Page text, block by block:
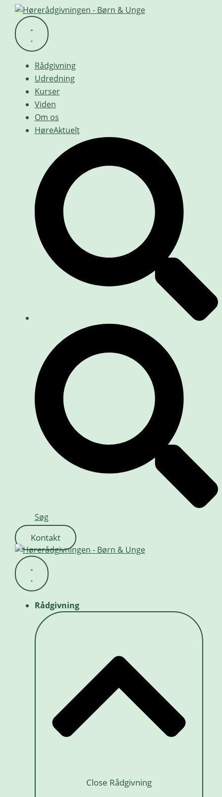
Videre
indhold
Rådgivning
Udredning
Kurser
Viden
Om os
HøreAktuelt
Søg
Kontakt
Rådgivning
Close Rådgivning